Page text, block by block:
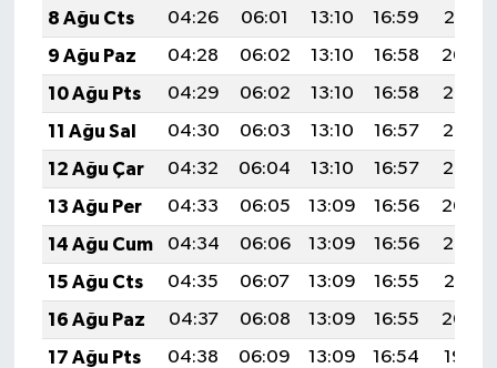
8 Ağu Cts
04:26 06:01 13:10 16:59
20:10
9 Ağu Paz
04:28 06:02 13:10 16:58
20:09
10 Ağu Pts
04:29 06:02 13:10 16:58
20:07
11 Ağu Sal
04:30 06:03 13:10 16:57
20:06
12 Ağu Çar
04:32 06:04 13:10 16:57
20:05
13 Ağu Per
04:33 06:05 13:09 16:56
20:04
14 Ağu Cum
04:34 06:06 13:09 16:56
20:02
15 Ağu Cts
04:35 06:07 13:09 16:55
20:01
16 Ağu Paz
04:37 06:08 13:09 16:55
20:00
17 Ağu Pts
04:38 06:09 13:09 16:54
19:59